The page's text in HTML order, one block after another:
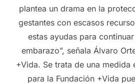
plantea un drama en la
gestantes con escasos
estas ayudas para
embarazo”, señala Álvaro
+Vida. Se trata de una medida
para la Fundación +Vida